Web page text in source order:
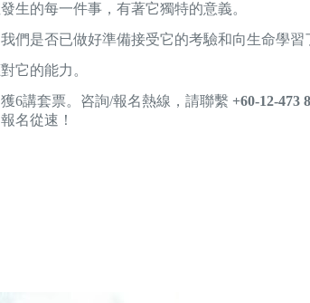
生的每一件事，有著它獨特的意義。
是否已做好準備接受它的考驗和向生命學
它的能力。
6講套票。咨詢/報名熱線，請聯繫 +60-12-473
名從速！